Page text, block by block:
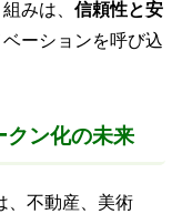
みは、 信頼性と安
ーションを呼び込
クン化の未来
、不動産、美術